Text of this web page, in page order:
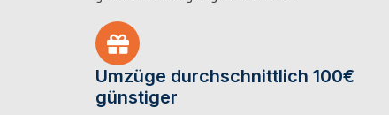
Umzüge durchschnittlich 100€
günstiger